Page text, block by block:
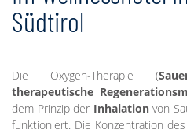
Südtirol
Die Oxygen-Therapie (
therapeutische
dem Prinzip der Inhalationvon
funktioniert. Die Konzentration